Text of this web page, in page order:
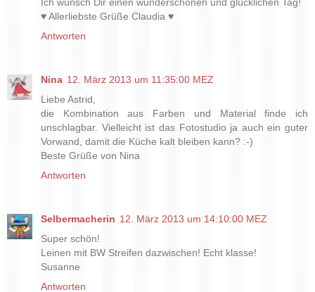
♥ Allerliebste Grüße Claudia ♥
Antworten
Nina 12. März 2013 um 11:35:00 MEZ
Liebe Astrid,
die Kombination aus Farben und Material finde ich
unschlagbar. Vielleicht ist das Fotostudio ja auch ein guter
Vorwand, damit die Küche kalt bleiben kann? :-)
Beste Grüße von Nina
Antworten
Selbermacherin 12. März 2013 um 14:10:00 MEZ
Super schön!
Leinen mit BW Streifen dazwischen! Echt klasse!
Susanne
Antworten